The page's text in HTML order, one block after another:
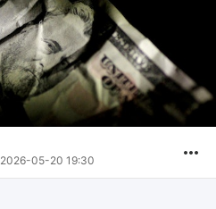
2026-05-20 19:30